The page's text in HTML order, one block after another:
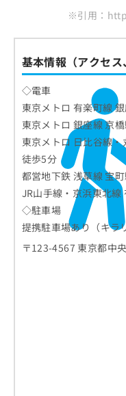
※引用：
基本情報（アクセス
◇電車
東京メトロ 有楽町線
東京メトロ 銀座線 京
東京メトロ 日比谷線
徒歩5分
都営地下鉄 浅草線 宝
JR山手線・京浜東北
◇駐車場
提携駐車場あり（キラ
〒123-4567 東京都中